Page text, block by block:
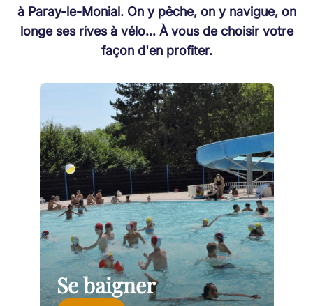
à Paray-le-Monial. On y pêche, on y navigue, on
longe ses rives à vélo... À vous de choisir votre
façon d'en profiter.
Se baigner